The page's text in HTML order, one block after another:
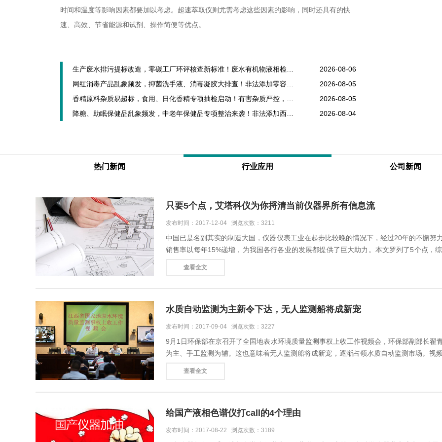
时间和温度等影响因素都要加以考虑。超速萃取仪则尤需考虑这些因素的影响，同时还具有的快
速、高效、节省能源和试剂、操作简便等优点。
2026-08-06
2026-08-05
2026-08-05
2026-08-04
热门新闻 行业应用 公司新闻
只要5个点，艾塔科仪为你捋清当前仪器界所有信息流
发布时间：2017-12-04 浏览次数：3211
中国已是名副其实的制造大国，仪器仪表工业在起步比较晚的情况下，经过20年的不懈
销售率以每年15%递增，为我国各行各业的发展都提供了巨大助力。本文罗列了5个点，
查看全文
水质自动监测为主新令下达，无人监测船将成新宠
发布时间：2017-09-04 浏览次数：3227
9月1日环保部在京召开了全国地表水环境质量监测事权上收工作视频会，环保部副部长
为主、手工监测为辅。这也意味着无人监测船将成新宠，逐渐占领水质自动监测市场。视
查看全文
给国产液相色谱仪打call的4个理由
发布时间：2017-08-22 浏览次数：3189